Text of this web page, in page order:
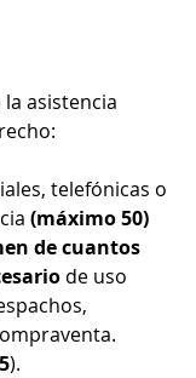
asistencia
telefónicas o
(máximo 50)
de cuantos
de uso
).